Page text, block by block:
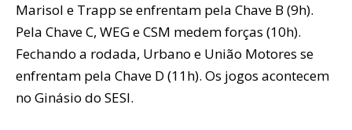
Marisol e Trapp se enfrentam pela Chave B (9h).
Pela Chave C, WEG e CSM medem forças (10h).
Fechando a rodada, Urbano e União Motores se
enfrentam pela Chave D (11h). Os jogos acontecem
no Ginásio do SESI.